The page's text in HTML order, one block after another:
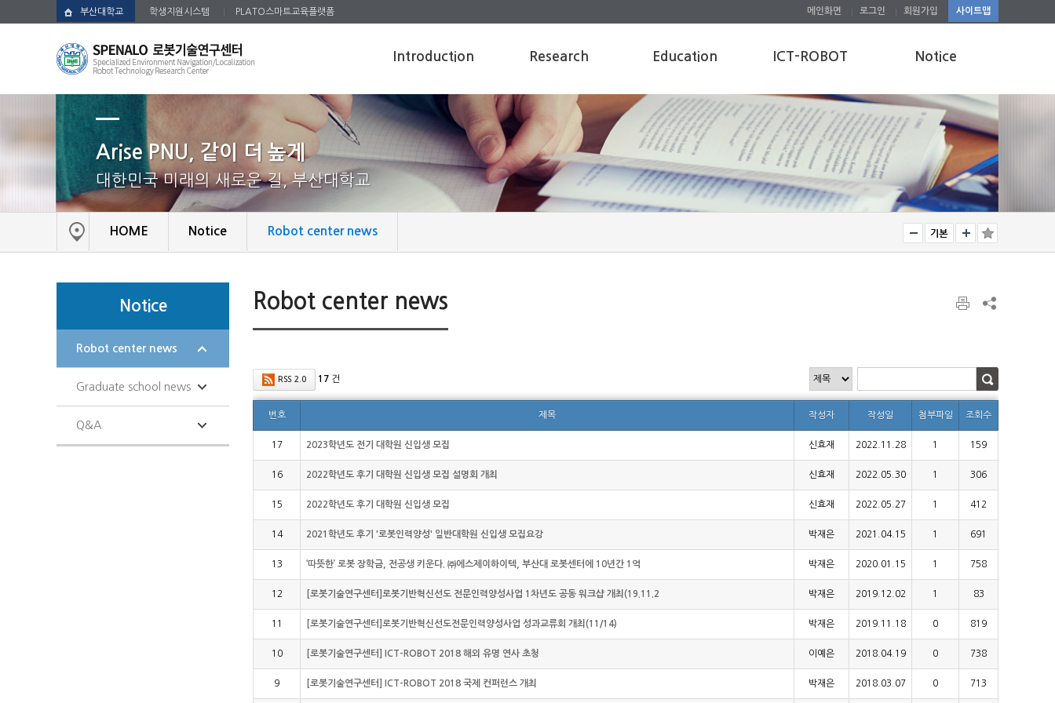
기
구
센
터
부산대학교 학생지원시스템 PLATO스마트교육플랫폼 메인화면 로그인 회원가입 사이트맵
Introduction
Greeting
Foundation backgro
Research
Objective of researc
h
Contents of researc
h
Patent Ownership
Education
Introduction
Curriculum
ICT-ROBOT Notice
Robot center news
Graduate school ne
ws
Arise PNU, 같이 더 높게
대한민국 미래의 새로운 길, 부산대학교
HOME Notice Robot center news
Notice
Robot center news
Graduate school news
Q&A
Robot center news
RSS 2.0 17건
번호 제목 작성자 작성일 첨부파일 조회수
17 2023학년도 전기 대학원 신입생 모집 신효재 2022.11.28 1 159
16 2022학년도 후기 대학원 신입생 모집 설명회 개최 신효재 2022.05.30 1 306
15 2022학년도 후기 대학원 신입생 모집 신효재 2022.05.27 1 412
14 2021학년도 후기 '로봇인력양성' 일반대학원 신입생 모집요강 박재은 2021.04.15 1 691
13 ‘따뜻한’ 로봇 장학금, 전공생 키운다. ㈜에스제이하이텍, 부산대 로봇센터에 10년간 1억 박재은 2020.01.15 1 758
12 [로봇기술연구센터]로봇기반혁신선도 전문인력양성사업 1차년도 공동 워크샵 개최(19.11.2 박재은 2019.12.02 1 83
11 [로봇기술연구센터]로봇기반혁신선도전문인력양성사업 성과교류회 개최(11/14) 박재은 2019.11.18 0 819
10 [로봇기술연구센터] ICT-ROBOT 2018 해외 유명 연사 초청 이예은 2018.04.19 0 738
9 [로봇기술연구센터] ICT-ROBOT 2018 국제 컨퍼런스 개최 박재은 2018.03.07 0 713